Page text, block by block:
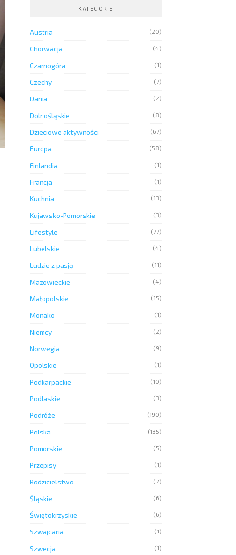
KATEGORIE
Austria (20)
Chorwacja (4)
Czarnogóra (1)
Czechy (7)
Dania (2)
Dolnośląskie (8)
Dzieciowe aktywności (67)
Europa (58)
Finlandia (1)
Francja (1)
Kuchnia (13)
Kujawsko-Pomorskie (3)
Lifestyle (77)
Lubelskie (4)
Ludzie z pasją (11)
Mazowieckie (4)
Małopolskie (15)
Monako (1)
Niemcy (2)
Norwegia (9)
Opolskie (1)
Podkarpackie (10)
Podlaskie (3)
Podróże (190)
Polska (135)
Pomorskie (5)
Przepisy (1)
Rodzicielstwo (2)
Śląskie (6)
Świętokrzyskie (6)
Szwajcaria (1)
Szwecja (1)